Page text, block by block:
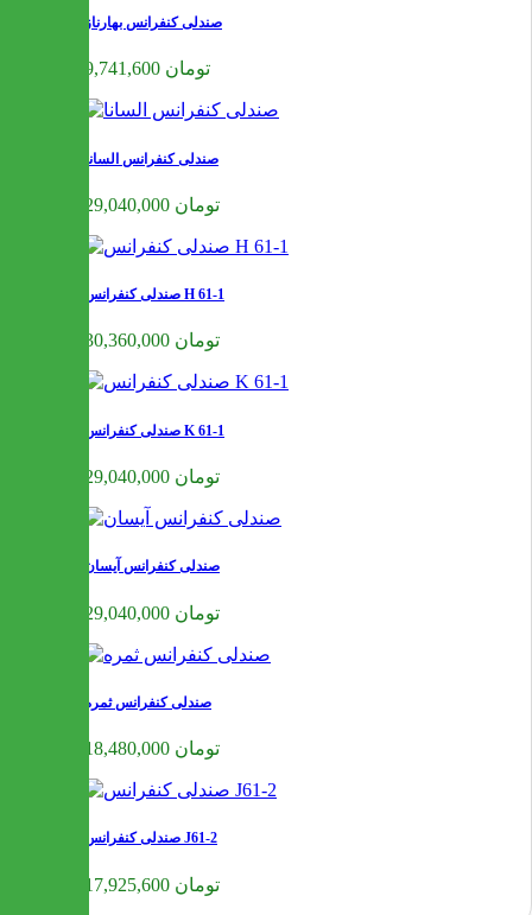
صندلی کنفرانس بهارناز
9,741,600 تومان
صندلی کنفرانس السانا
29,040,000 تومان
صندلی کنفرانس H 61-1
30,360,000 تومان
صندلی کنفرانس K 61-1
29,040,000 تومان
صندلی کنفرانس آیسان
29,040,000 تومان
صندلی کنفرانس ثمره
18,480,000 تومان
صندلی کنفرانس J61-2
17,925,600 تومان